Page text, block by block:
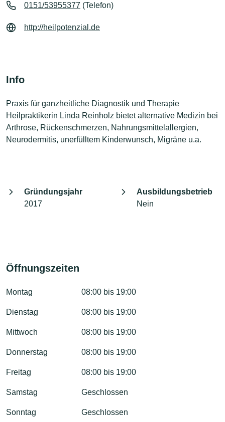
0151/53955377 (Telefon)
http://heilpotenzial.de
Info
Praxis für ganzheitliche Diagnostik und Therapie
Heilpraktikerin Linda Reinholz bietet alternative Medizin bei
Arthrose, Rückenschmerzen, Nahrungsmittelallergien,
Neurodermitis, unerfülltem Kinderwunsch, Migräne u.a.
Gründungsjahr
2017
Ausbildungsbetrieb
Nein
Öffnungszeiten
Montag 08:00 bis 19:00
Dienstag 08:00 bis 19:00
Mittwoch 08:00 bis 19:00
Donnerstag 08:00 bis 19:00
Freitag 08:00 bis 19:00
Samstag Geschlossen
Sonntag Geschlossen